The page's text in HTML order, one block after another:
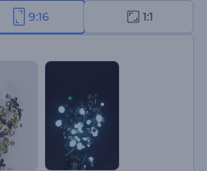
TV reklamlarında, YouTube
Projelerinizi herkes konuşsun,
Bu şablonu bugün deneyin!
9:16 1:1